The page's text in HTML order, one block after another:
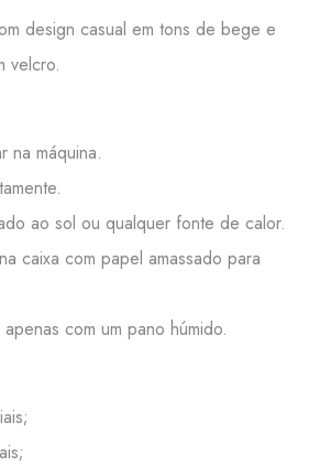
design casual em tons de bege e
velcro.
na máquina.
ao sol ou qualquer fonte de calor.
caixa com papel amassado para
com um pano húmido.